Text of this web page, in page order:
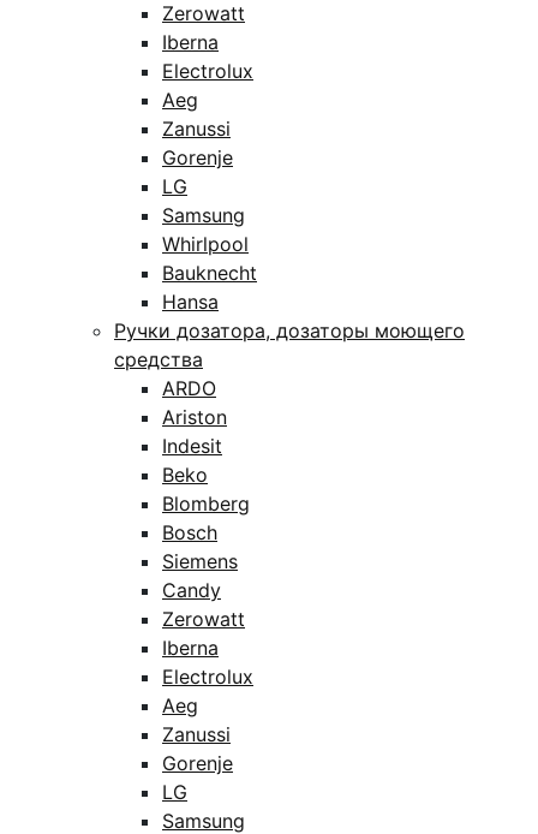
Zerowatt
Iberna
Electrolux
Aeg
Zanussi
Gorenje
LG
Samsung
Whirlpool
Bauknecht
Hansa
Ручки дозатора, дозаторы моющего
средства
ARDO
Ariston
Indesit
Beko
Blomberg
Bosch
Siemens
Candy
Zerowatt
Iberna
Electrolux
Aeg
Zanussi
Gorenje
LG
Samsung